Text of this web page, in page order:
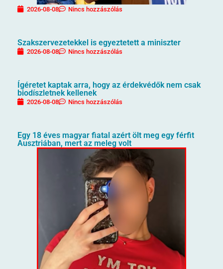
2026-08-08 Nincs hozzászólás
Szakszervezetekkel is egyeztetett a miniszter
2026-08-08 Nincs hozzászólás
Ígéretet kaptak arra, hogy az érdekvédők nem csak
biodíszletnek kellenek
2026-08-08 Nincs hozzászólás
Egy 18 éves magyar fiatal azért ölt meg egy férfit
Ausztriában, mert az meleg volt